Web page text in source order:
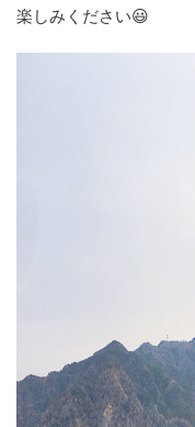
楽しみください😃